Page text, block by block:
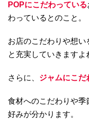
POPにこだわっている
わっているとのこと。
お店のこだわりや想
と充実していきますよ
さらに、 ジャムにこだ
食材へのこだわりや
好みが分かります。